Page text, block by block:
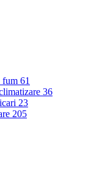
fum 61
36
23
205